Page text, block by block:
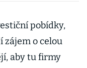
pobídky,
zájem o celou
aby tu firmy